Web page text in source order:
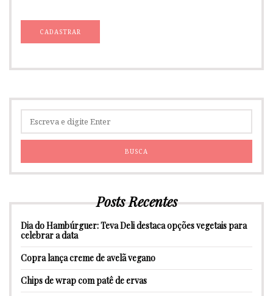
Posts Recentes
Dia do Hambúrguer: Teva Deli destaca opções vegetais para
celebrar a data
Copra lança creme de avelã vegano
Chips de wrap com patê de ervas